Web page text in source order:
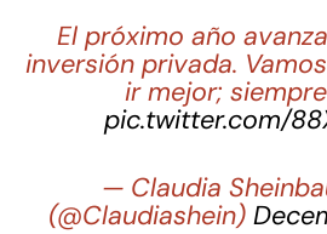
El próximo año
inversión privada.
ir mejor;
pic.twitter.com/
— Claudia
(@Claudiashein)